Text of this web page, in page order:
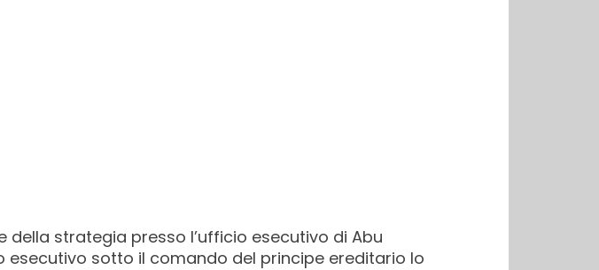
strategia presso l’ufficio esecutivo di Abu
esecutivo sotto il comando del principe ereditario lo